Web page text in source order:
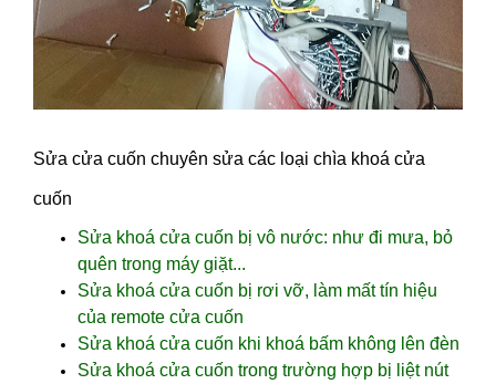
Sửa cửa cuốn chuyên sửa các loại chìa khoá cửa
cuốn
Sửa khoá cửa cuốn bị vô nước: như đi mưa, bỏ
quên trong máy giặt...
Sửa khoá cửa cuốn bị rơi vỡ, làm mất tín hiệu
của remote cửa cuốn
Sửa khoá cửa cuốn khi khoá bấm không lên đèn
Sửa khoá cửa cuốn trong trường hợp bị liệt nút